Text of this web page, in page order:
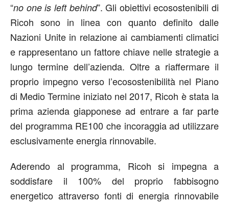
“no one is left behind”. Gli obiettivi ecosostenibili di
Ricoh sono in linea con quanto definito dalle
Nazioni Unite in relazione ai cambiamenti climatici
e rappresentano un fattore chiave nelle strategie a
lungo termine dell’azienda. Oltre a riaffermare il
proprio impegno verso l’ecosostenibilità nel Piano
di Medio Termine iniziato nel 2017, Ricoh è stata la
prima azienda giapponese ad entrare a far parte
del programma RE100 che incoraggia ad utilizzare
esclusivamente energia rinnovabile.
Aderendo al programma, Ricoh si impegna a
soddisfare il 100% del proprio fabbisogno
energetico attraverso fonti di energia rinnovabile